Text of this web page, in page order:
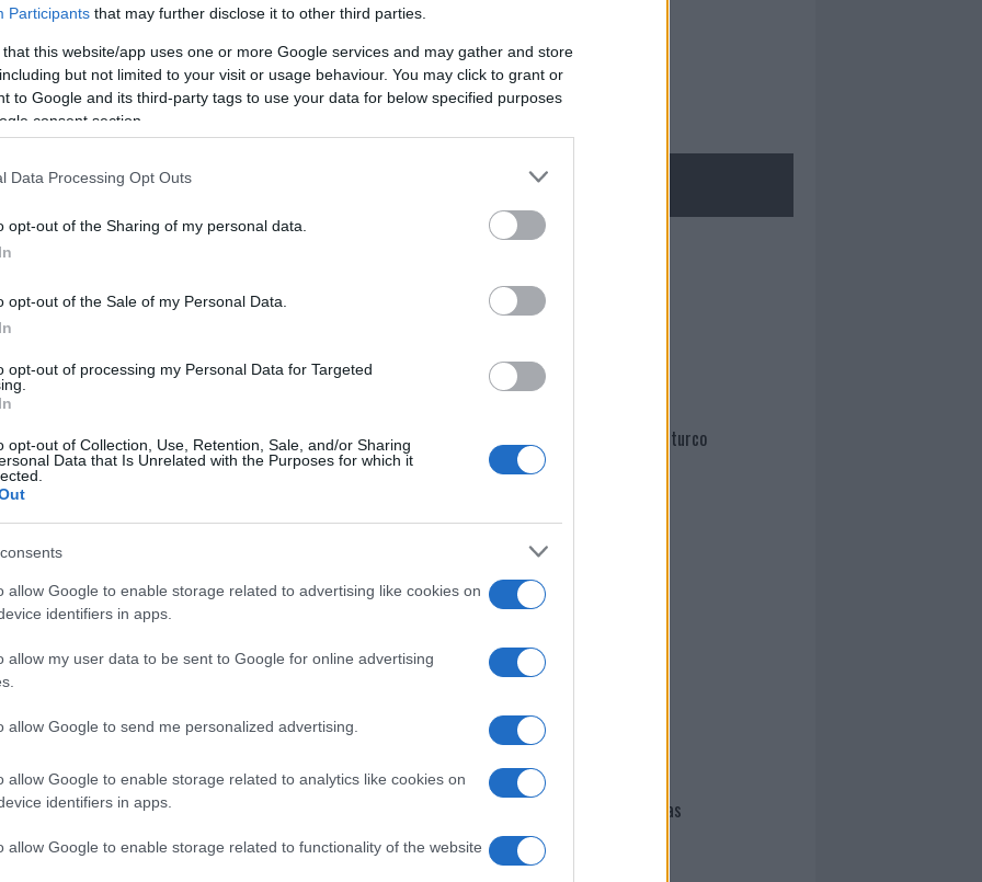
Participants that may further disclose it to other third parties.
that this website/app uses one or more Google services and may gather and store
but not limited to your visit or usage behaviour. You may click to grant or
to Google and its third-party tags to use your data for below specified purposes
consent section.
Data Processing Opt Outs
opt-out of the Sharing of my personal data.
opt-out of the Sale of my Personal Data.
opt-out of processing my Personal Data for Targeted
opt-out of Collection, Use, Retention, Sale, and/or Sharing
Data that Is Unrelated with the Purposes for which it
allow Google to enable storage related to advertising like cookies on
identifiers in apps.
allow my user data to be sent to Google for online advertising
allow Google to send me personalized advertising.
allow Google to enable storage related to analytics like cookies on
identifiers in apps.
allow Google to enable storage related to functionality of the website
urgente della comunitàe dimostra la
efficiente nonostante la carenza di
residenti un presidio costante di cure
cliccandoqui
nella sezione
Notizie San Teodoro
Silvio Saba
Prossimo articolo
NECROLOGIE
Martina Agostina Diturco
I nostri cari
I nostri cari
Giovannimaria Cabras